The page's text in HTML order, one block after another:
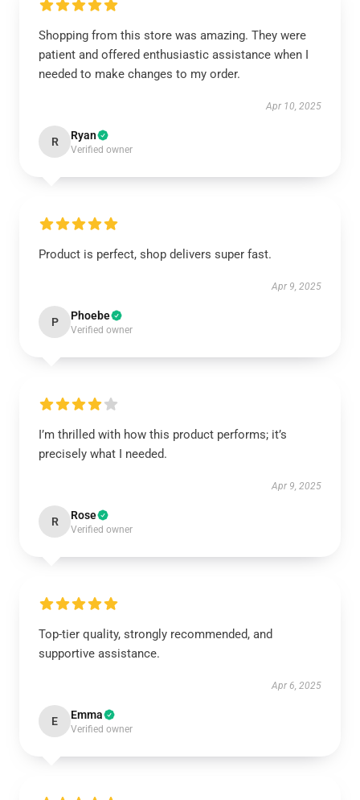
Shopping from this store was amazing. They were
patient and offered enthusiastic assistance when I
needed to make changes to my order.
Apr 10, 2025
R Ryan
Verified owner
Product is perfect, shop delivers super fast.
Apr 9, 2025
P Phoebe
Verified owner
I’m thrilled with how this product performs; it’s
precisely what I needed.
Apr 9, 2025
R Rose
Verified owner
Top-tier quality, strongly recommended, and
supportive assistance.
Apr 6, 2025
E Emma
Verified owner